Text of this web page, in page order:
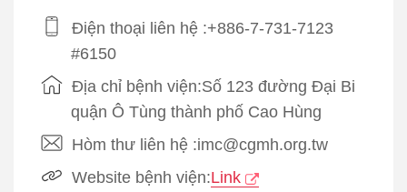
Điện thoại liên hệ :+886-7-731-7123
#6150
Địa chỉ bệnh viện:Số 123 đường Đại Bi
quận Ô Tùng thành phố Cao Hùng
Hòm thư liên hệ :imc@cgmh.org.tw
Website bệnh viện:Link